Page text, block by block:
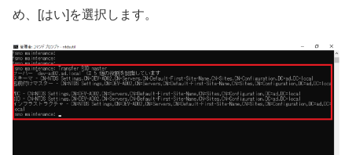
め、[はい]を選択します。